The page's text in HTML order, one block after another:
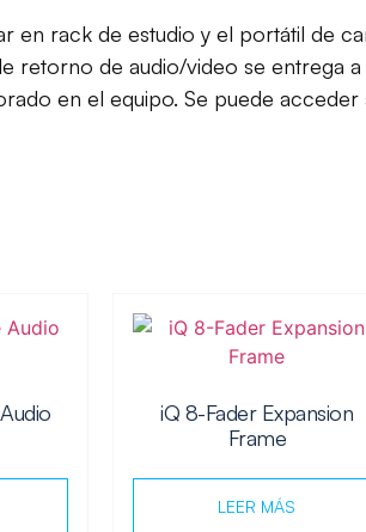
en rack de estudio y el portátil de
retorno de audio/video se entrega
en el equipo. Se puede acceder
iQ 8-Fader Expansion
Frame
LEER MÁS